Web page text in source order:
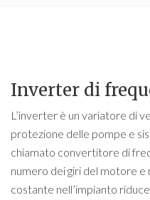
Inverter di
L’inverter è un variatore di
protezione delle pompe e
chiamato convertitore di
numero dei giri del motore
costante nell’impianto